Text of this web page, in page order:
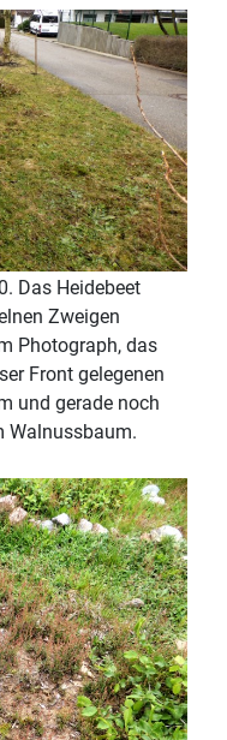
Das Heidebeet
Zweigen
Photograph, das
Front gelegenen
und gerade noch
Walnussbaum.